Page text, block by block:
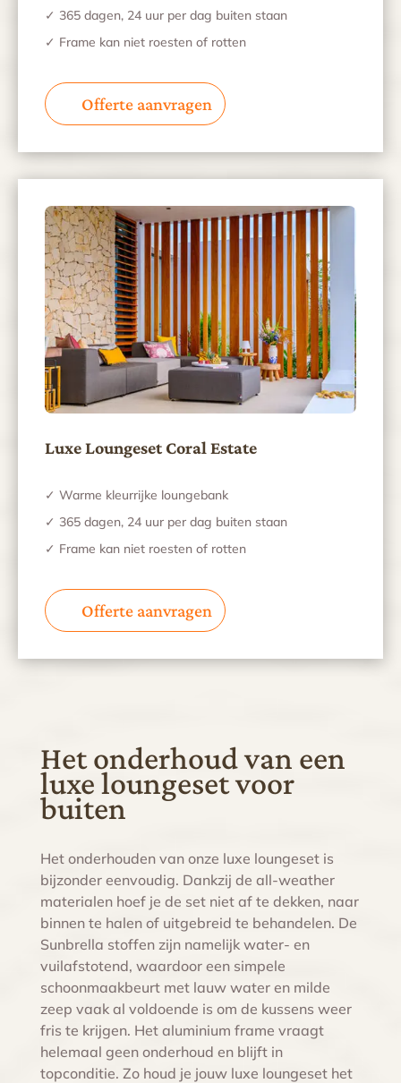
✓ 365 dagen, 24 uur per dag buiten staan
✓ Frame kan niet roesten of rotten
Offerte aanvragen
Luxe Loungeset Coral Estate
✓ Warme kleurrijke loungebank
✓ 365 dagen, 24 uur per dag buiten staan
✓ Frame kan niet roesten of rotten
Offerte aanvragen
Het onderhoud van een
luxe loungeset voor
buiten
Het onderhouden van onze luxe loungeset is
bijzonder eenvoudig. Dankzij de all-weather
materialen hoef je de set niet af te dekken, naar
binnen te halen of uitgebreid te behandelen. De
Sunbrella stoffen zijn namelijk water- en
vuilafstotend, waardoor een simpele
schoonmaakbeurt met lauw water en milde
zeep vaak al voldoende is om de kussens weer
fris te krijgen. Het aluminium frame vraagt
helemaal geen onderhoud en blijft in
topconditie. Zo houd je jouw luxe loungeset het